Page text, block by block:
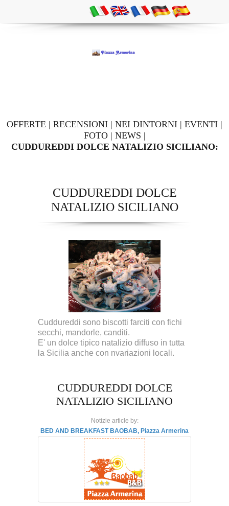
OFFERTE | RECENSIONI | NEI DINTORNI | EVENTI |
FOTO| NEWS |
CUDDUREDDI DOLCE NATALIZIO SICILIANO:
CUDDUREDDI DOLCE
NATALIZIO SICILIANO
Cuddureddi sono biscotti farciti con fichi
secchi, mandorle, canditi.
E' un dolce tipico natalizio diffuso in tutta
la Sicilia anche con nvariazioni locali.
CUDDUREDDI DOLCE
NATALIZIO SICILIANO
Notizie article by:
BED AND BREAKFAST BAOBAB, Piazza Armerina